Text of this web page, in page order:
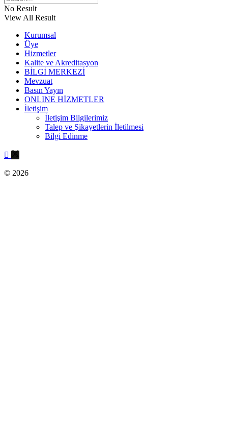
No Result
View All Result
Kurumsal
Üye
Hizmetler
Kalite ve Akreditasyon
BİLGİ MERKEZİ
Mevzuat
Basın Yayın
ONLINE HİZMETLER
İletişim
İletişim Bilgilerimiz
Talep ve Şikayetlerin İletilmesi
Bilgi Edinme
© 2026